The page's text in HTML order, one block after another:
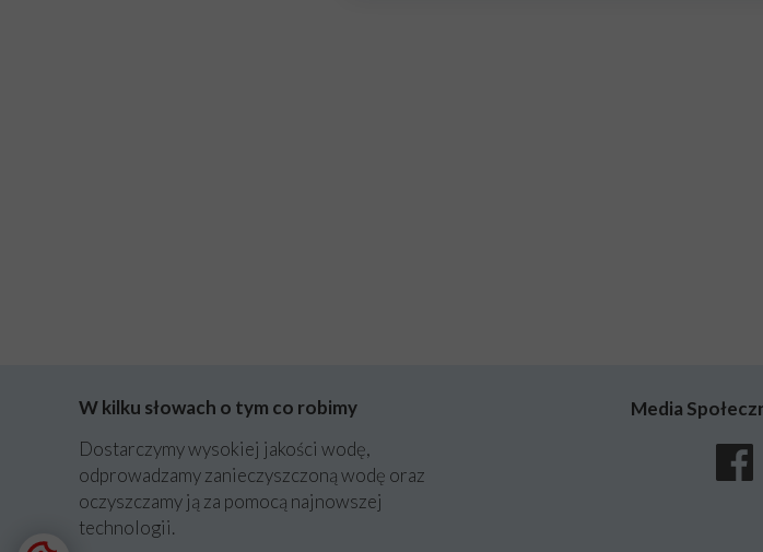
Dostarczymy wysokiej jakości wodę,
odprowadzamy zanieczyszczoną wodę oraz
oczyszczamy ją za pomocą najnowszej
technologii.
W kilku słowach o tym co robimy Media